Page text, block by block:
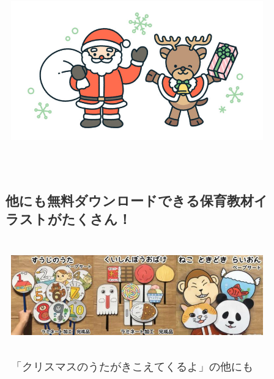
他にも無料ダウンロードできる保育教材イ
ラストがたくさん！
「クリスマスのうたがきこえてくるよ」の他にも